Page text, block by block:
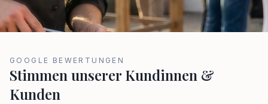
GOOGLE BEWERTUNGEN
Stimmen unserer Kundinnen &
Kunden